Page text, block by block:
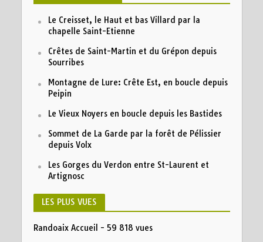
Le Creisset, le Haut et bas Villard par la
chapelle Saint-Etienne
Crêtes de Saint-Martin et du Grépon depuis
Sourribes
Montagne de Lure: Crête Est, en boucle depuis
Peipin
Le Vieux Noyers en boucle depuis les Bastides
Sommet de La Garde par la forêt de Pélissier
depuis Volx
Les Gorges du Verdon entre St-Laurent et
Artignosc
LES PLUS VUES
Randoaix Accueil - 59 818 vues